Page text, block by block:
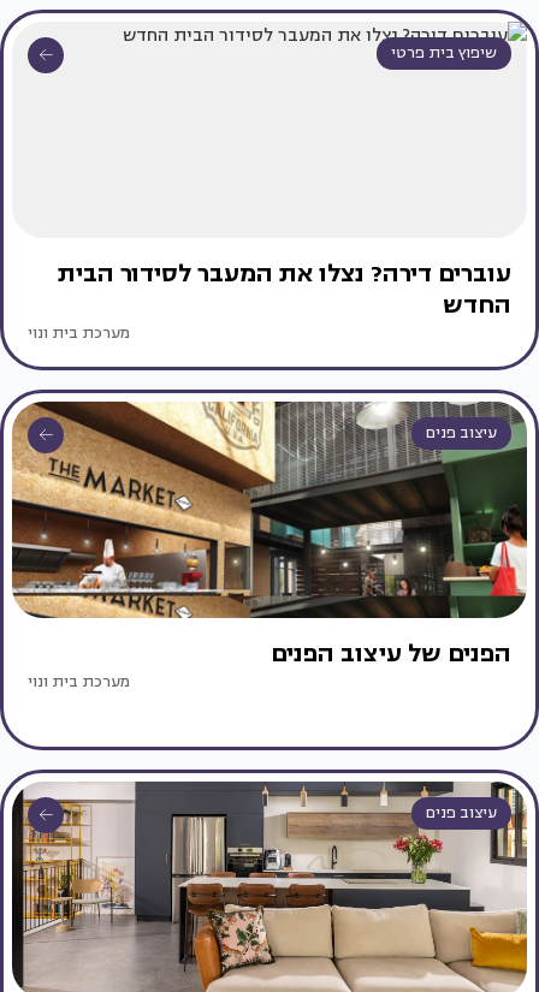
שיפוץ בית פרטי
עוברים דירה? נצלו את המעבר לסידור הבית
החדש
מערכת בית ונוי
עיצוב פנים
הפנים של עיצוב הפנים
מערכת בית ונוי
עיצוב פנים